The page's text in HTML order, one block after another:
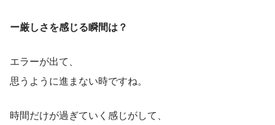
ー厳しさを感じる瞬間は？
エラーが出て、
思うように進まない時ですね。
時間だけが過ぎていく感じがして、